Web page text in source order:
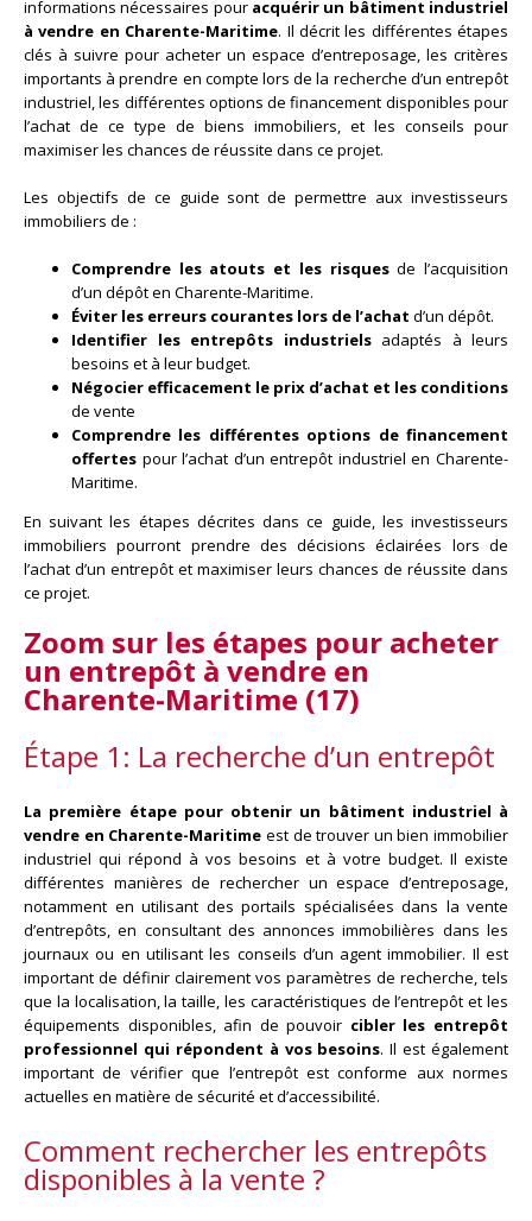
informations nécessaires pour acquérir un bâtiment industriel
à vendre en Charente-Maritime. Il décrit les différentes étapes
clés à suivre pour acheter un espace d’entreposage, les critères
importants à prendre en compte lors de la recherche d’un entrepôt
industriel, les différentes options de financement disponibles pour
l’achat de ce type de biens immobiliers, et les conseils pour
maximiser les chances de réussite dans ce projet.
Les objectifs de ce guide sont de permettre aux investisseurs
immobiliers de :
Comprendre les atouts et les risquesde l’acquisition
d’un dépôt en Charente-Maritime.
Éviter les erreurs courantes lors de l’achat d’un dépôt.
Identifier les entrepôts industrielsadaptés à leurs
besoins et à leur budget.
Négocier efficacement le prix d’achat et les conditions
de vente
Comprendre les différentes options de financement
offertes pour l’achat d’un entrepôt industriel en Charente-
Maritime.
En suivant les étapes décrites dans ce guide, les investisseurs
immobiliers pourront prendre des décisions éclairées lors de
l’achat d’un entrepôt et maximiser leurs chances de réussite dans
ce projet.
Zoom sur les étapes pour acheter
un entrepôt à vendre en
Charente-Maritime (17)
Étape 1: La recherche d’un entrepôt
La première étape pour obtenir un bâtiment industriel à
vendre en Charente-Maritime est de trouver un bien immobilier
industriel qui répond à vos besoins et à votre budget. Il existe
différentes manières de rechercher un espace d’entreposage,
notamment en utilisant des portails spécialisées dans la vente
d’entrepôts, en consultant des annonces immobilières dans les
journaux ou en utilisant les conseils d’un agent immobilier. Il est
important de définir clairement vos paramètres de recherche, tels
que la localisation, la taille, les caractéristiques de l’entrepôt et les
équipements disponibles, afin de pouvoir cibler les entrepôt
professionnel qui répondent à vos besoins. Il est également
important de vérifier que l’entrepôt est conforme aux normes
actuelles en matière de sécurité et d’accessibilité.
Comment rechercher les entrepôts
disponibles à la vente ?